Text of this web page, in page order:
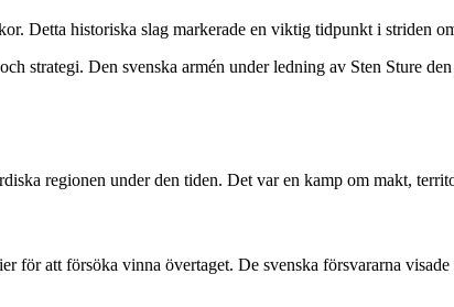
Detta historiska slag markerade en viktig tidpunkt i striden
strategi. Den svenska armén under ledning av Sten Sture
regionen under den tiden. Det var en kamp om makt,
att försöka vinna övertaget. De svenska försvararna